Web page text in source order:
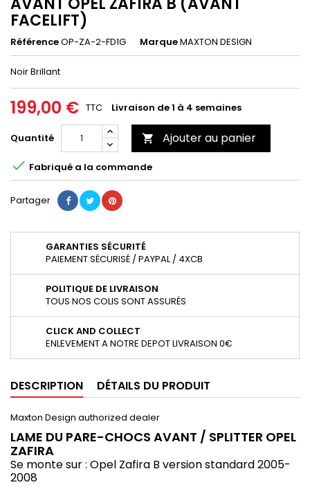
FACELIFT)
RéférenceOP-ZA-2-FD1G MarqueMAXTON DESIGN
Noir Brillant
199,00 € TTC Livraison de 1 à 4 semaines
Quantité  Ajouter au panier
 Fabriqué a la commande
Partager
GARANTIES SÉCURITÉ
PAIEMENT SÉCURISÉ / PAYPAL / 4XCB
POLITIQUE DE LIVRAISON
TOUS NOS COLIS SONT ASSURÉS
CLICK AND COLLECT
ENLEVEMENT A NOTRE DEPOT LIVRAISON 0€
DESCRIPTION DÉTAILS DU PRODUIT
Maxton Design authorized dealer
LAME DU PARE-CHOCS AVANT / SPLITTER OPEL
ZAFIRA
Se monte sur : Opel Zafira B version standard 2005-
2008